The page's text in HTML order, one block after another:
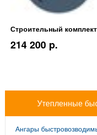
Строительный комплект
214 200 p.
Утепленные
Ангары